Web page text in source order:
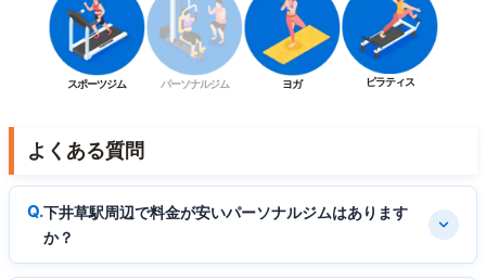
スポーツジム パーソナルジム ヨガ ピラティス
よくある質問
下井草駅周辺で料金が安いパーソナルジムはあります
か？